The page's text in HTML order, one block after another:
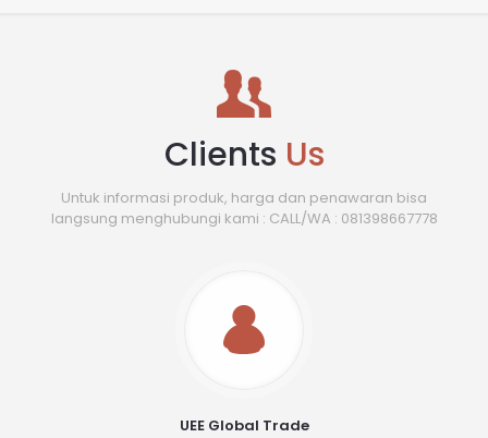
Clients Us
Untuk informasi produk, harga dan penawaran bisa
langsung menghubungi kami : CALL/WA : 081398667778
UEE Global Trade